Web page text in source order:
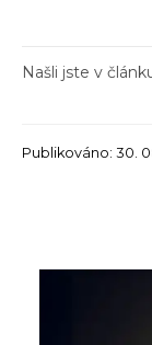
Našli jste v
Publikováno: 30.